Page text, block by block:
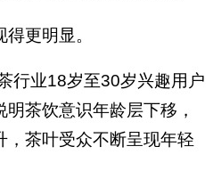
更明显。
行业18岁至30岁兴趣用户
茶饮意识年龄层下移，
，茶叶受众不断呈现年轻